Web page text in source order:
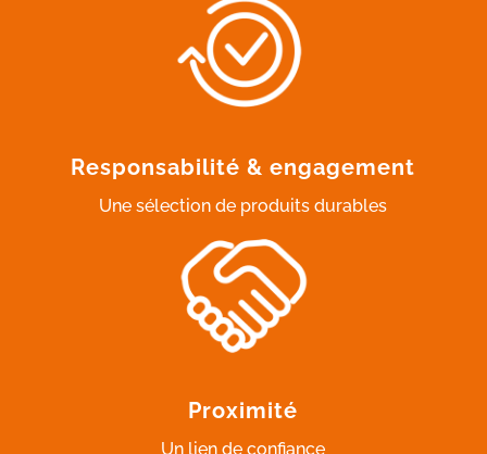
Responsabilité & engagement
Une sélection de produits durables
Proximité
Un lien de confiance